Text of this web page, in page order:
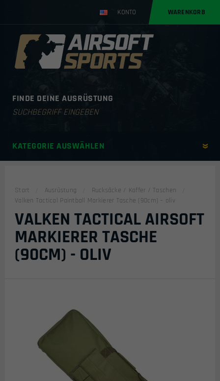
KONTO WARENKORB
FINDE DEINE AUSRÜSTUNG
Products
KATEGORIE AUSWÄHLEN
Start Ausrüstung
Rucksäcke / Koffer / Taschen
Valken Tactical Paintball Markierer Tasche (90cm) – oliv
VALKEN TACTICAL AIRSOFT
MARKIERER TASCHE
(90CM) - OLIV